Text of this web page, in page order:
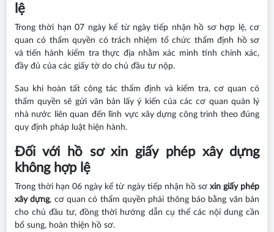
lệ
Trong thời hạn 07 ngày kể từ ngày tiếp nhận hồ sơ hợp lệ, cơ
quan có thẩm quyền có trách nhiệm tổ chức thẩm định hồ sơ
và tiến hành kiểm tra thực địa nhằm xác minh tính chính xác,
đầy đủ của các giấy tờ do chủ đầu tư nộp.
Sau khi hoàn tất công tác thẩm định và kiểm tra, cơ quan có
thẩm quyền sẽ gửi văn bản lấy ý kiến của các cơ quan quản lý
nhà nước liên quan đến lĩnh vực xây dựng công trình theo đúng
quy định pháp luật hiện hành.
Đối với hồ sơ xin giấy phép xây dựng
không hợp lệ
Trong thời hạn 06 ngày kể từ ngày tiếp nhận hồ sơxin giấy phép
xây dựng, cơ quan có thẩm quyền phải thông báo bằng văn bản
cho chủ đầu tư, đồng thời hướng dẫn cụ thể các nội dung cần
bổ sung, hoàn thiện hồ sơ.